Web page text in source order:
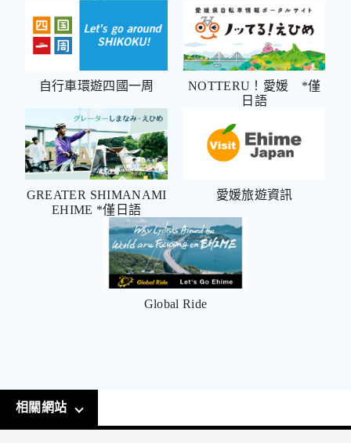
自行車環遊四國一周
NOTTERU！愛媛 *僅
日語
GREATER SHIMANAMI
EHIME *僅日語
愛媛旅遊資訊
Global Ride
相關網站